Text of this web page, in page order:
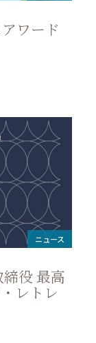
ワード
ニュース
役 最高
レトレ